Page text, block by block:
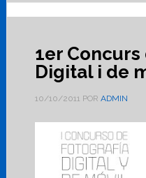
1er
Digital i de
10/10/2011 POR ADMIN